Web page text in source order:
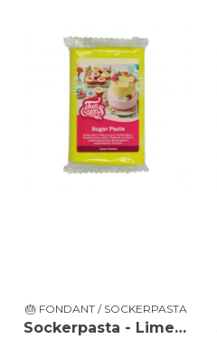
🎂 FONDANT / SOCKERPASTA
Sockerpasta - Lime Green - FunCakes